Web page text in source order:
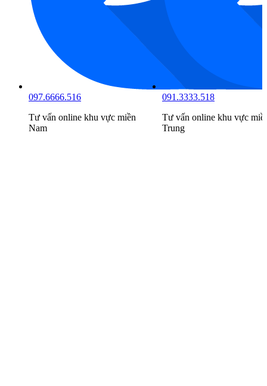
091.3333.518
Tư vấn online khu vựcmiền
Trung
098.6666.519
Tư vấn online khu vực
Bắc